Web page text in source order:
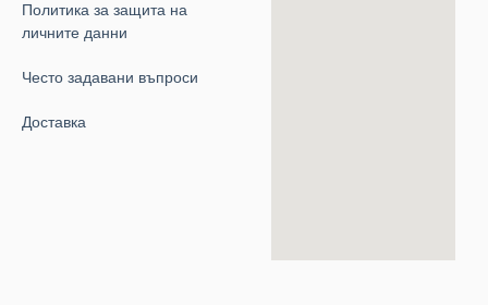
Политика за защита на
личните данни
Често задавани въпроси
Доставка